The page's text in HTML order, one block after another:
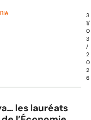
3
1/
0
3
/
2
0
2
6
les lauréats